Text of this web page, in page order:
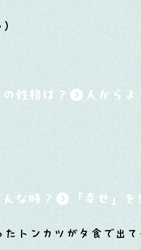
性格は？
な時？
トンカツが夕食で出